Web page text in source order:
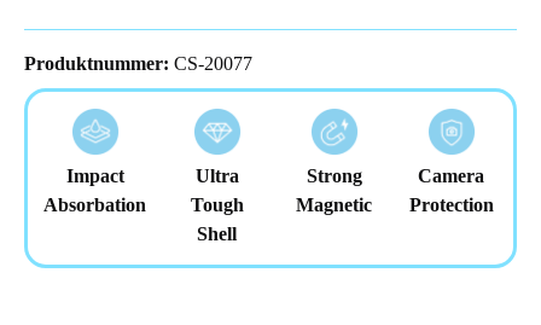
Produktnummer: CS-20077
Impact
Absorbation
Ultra
Tough
Shell
Strong
Magnetic
Camera
Protection